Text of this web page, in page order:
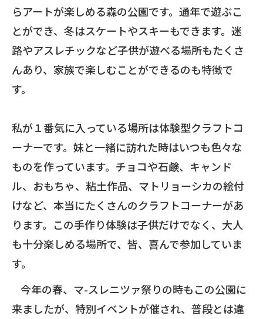
らアートが楽しめる森の公園です。通年で遊ぶこ
とができ、冬はスケートやスキーもできます。迷
路やアスレチックなど子供が遊べる場所もたくさ
んあり、家族で楽しむことができるのも特徴で
す。
私が１番気に入っている場所は体験型クラフトコ
ーナーです。妹と一緒に訪れた時はいつも色々な
ものを作っています。チョコや石鹸、キャンド
ル、おもちゃ、粘土作品、マトリョーシカの絵付
けなど、本当にたくさんのクラフトコーナーがあ
ります。この手作り体験は子供だけでなく、大人
も十分楽しめる場所で、皆、喜んで参加していま
す。
今年の春、マ-スレニツァ祭りの時もこの公園に
来ましたが、特別イベントが催され、普段とは違